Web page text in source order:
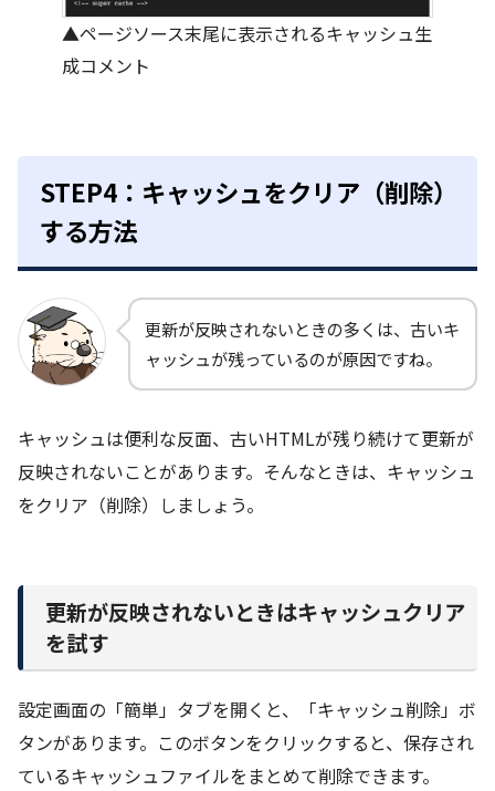
▲ページソース末尾に表示されるキャッシュ生
成コメント
STEP4：キャッシュをクリア（削除）
する方法
更新が反映されないときの多くは、古いキ
ャッシュが残っているのが原因ですね。
キャッシュは便利な反面、古いHTMLが残り続けて更新が
反映されないことがあります。そんなときは、キャッシュ
をクリア（削除）しましょう。
更新が反映されないときはキャッシュクリア
を試す
設定画面の「簡単」タブを開くと、「キャッシュ削除」ボ
タンがあります。このボタンをクリックすると、保存され
ているキャッシュファイルをまとめて削除できます。